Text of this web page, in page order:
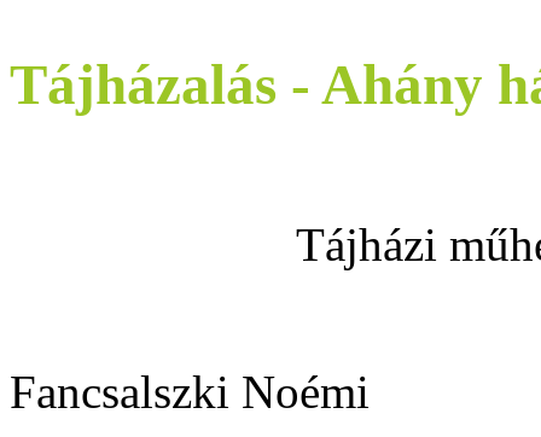
Tájházalás - Ahány
Tájházi
Fancsalszki Noémi